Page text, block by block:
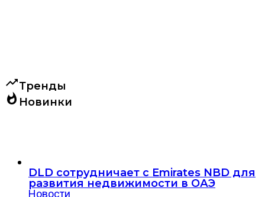
trending_upТренды
whatshot Новинки
DLD сотрудничает с Emirates NBD для
развития недвижимости в ОАЭ
Новости